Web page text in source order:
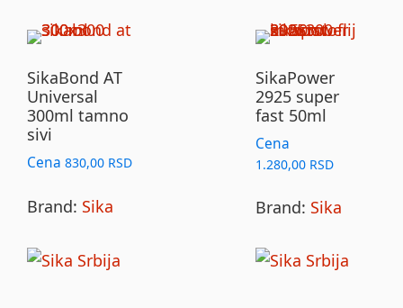
SikaBond AT
Universal
300ml tamno
sivi
Cena 830,00 RSD
Brand: Sika
SikaPower
2925 super
fast 50ml
Cena
1.280,00 RSD
Brand: Sika